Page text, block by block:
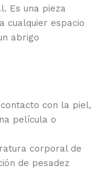
Es una pieza
cualquier espacio
abrigo
con la piel,
película o
corporal de
de pesadez